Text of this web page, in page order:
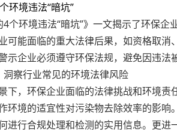
环境违法“暗坑”
个环境违法“暗坑”》一文揭示了环保
可能面临的重大法律后果，如资格取
示企业必须遵守环保法规，避免因违法
察行业常见的环境法律风险
下，环保企业面临的法律挑战和环境
环境的适宜性对污染物去除效率的影
进行合规处理和检测的实用信息。更